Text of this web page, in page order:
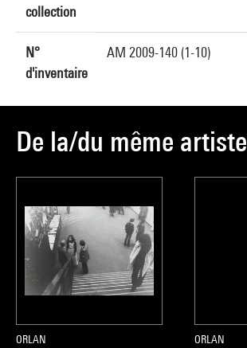
collection
N°
d'inventaire
AM 2009-140 (1-10)
De la/du même artiste
ORLAN
ORLAN